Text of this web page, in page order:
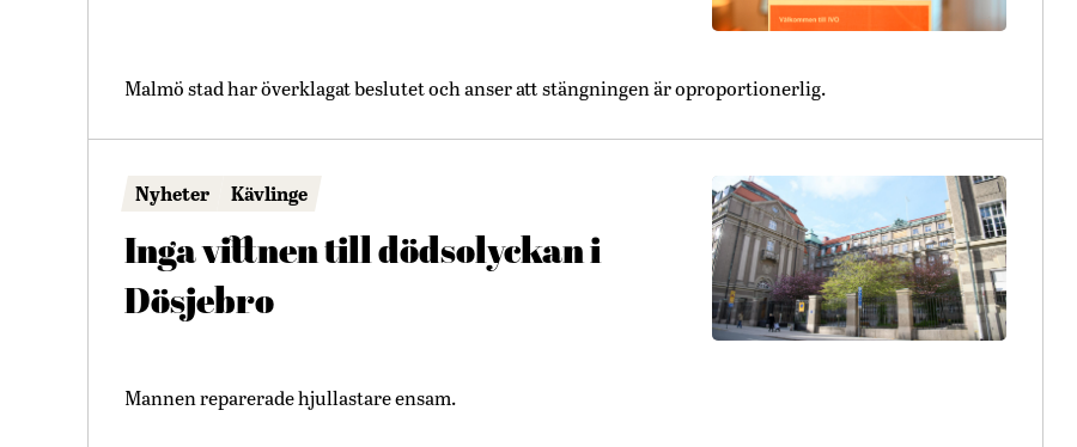
Malmö stad har överklagat beslutet och anser att stängningen är oproportionerlig.
Nyheter Kävlinge
Inga vittnen till dödsolyckan i
Dösjebro
Mannen reparerade hjullastare ensam.